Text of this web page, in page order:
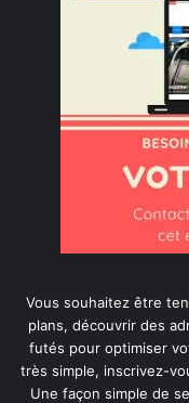
Vous souhaitez être
plans, découvrir des
futés pour optimiser
très simple, inscrivez-
Une façon simple de